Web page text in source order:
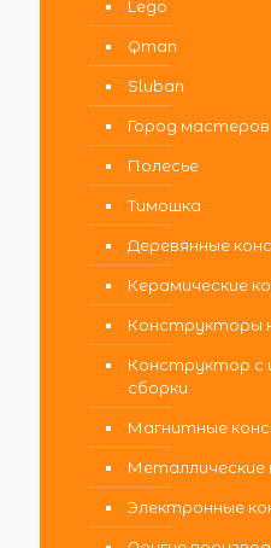
Lego
Qman
Sluban
Город мастеров
Полесье
Тимошка
Деревянные
Керамические
Конструкторы
Конструктор с
сборки
Магнитные
Электронные